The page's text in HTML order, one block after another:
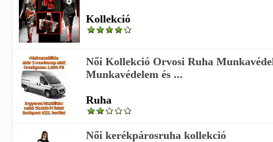
Kollekció
Női Kollekció Orvosi Ruha
Munkavédelem és ...
Ruha
Női kerékpárosruha kollekció